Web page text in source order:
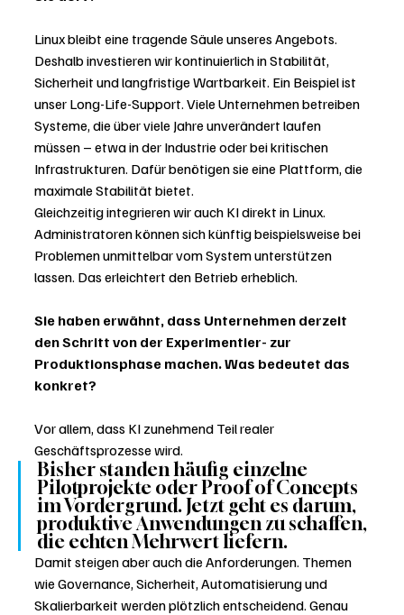
Linux bleibt eine tragende Säule unseres Angebots.
Deshalb investieren wir kontinuierlich in Stabilität,
Sicherheit und langfristige Wartbarkeit. Ein Beispiel ist
unser Long-Life-Support. Viele Unternehmen betreiben
Systeme, die über viele Jahre unverändert laufen
müssen – etwa in der Industrie oder bei kritischen
Infrastrukturen. Dafür benötigen sie eine Plattform, die
maximale Stabilität bietet.
Gleichzeitig integrieren wir auch KI direkt in Linux.
Administratoren können sich künftig beispielsweise bei
Problemen unmittelbar vom System unterstützen
lassen. Das erleichtert den Betrieb erheblich.
Sie haben erwähnt, dass Unternehmen derzeit
den Schritt von der Experimentier- zur
Produktionsphase machen. Was bedeutet das
konkret?
Vor allem, dass KI zunehmend Teil realer
Geschäftsprozesse wird.
Bisher standen häufig einzelne
Pilotprojekte oder Proof of Concepts
im Vordergrund. Jetzt geht es darum,
produktive Anwendungen zu schaffen,
die echten Mehrwert liefern.
Damit steigen aber auch die Anforderungen. Themen
wie Governance, Sicherheit, Automatisierung und
Skalierbarkeit werden plötzlich entscheidend. Genau